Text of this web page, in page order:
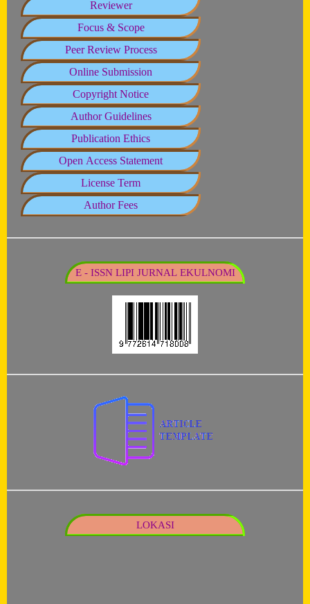
Reviewer
Focus & Scope
Peer Review Process
Online Submission
Copyright Notice
Author Guidelines
Publication Ethics
Open Access Statement
License Term
Author Fees
E - ISSN LIPI JURNAL EKULNOMI
LOKASI